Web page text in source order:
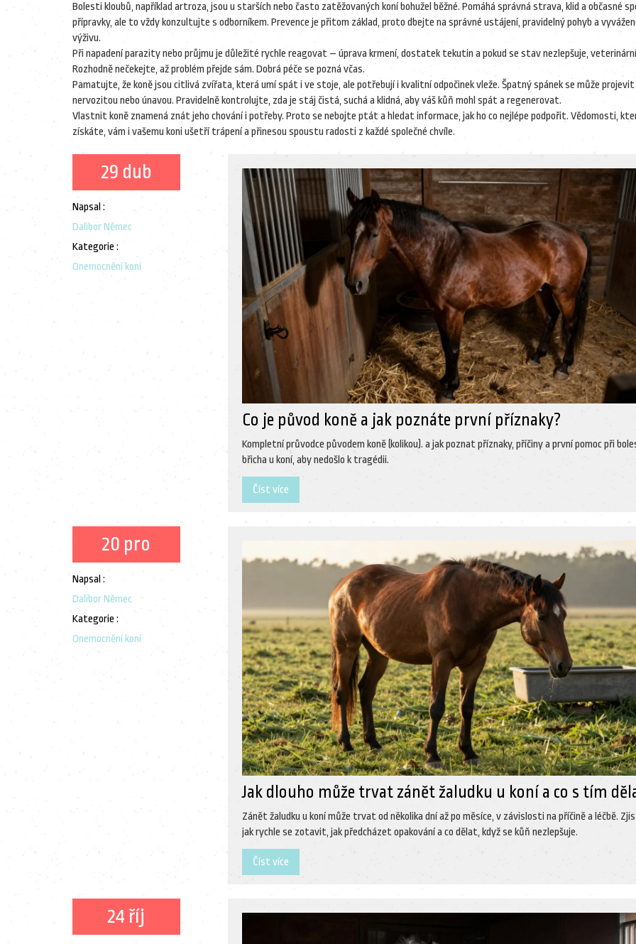
Bolesti kloubů, například artroza, jsou u starších nebo často zatěžovaných koní bohužel běžné. Pomáhá správná strava, klid a občasné
přípravky, ale to vždy konzultujte s odborníkem. Prevence je přitom základ, proto dbejte na správné ustájení, pravidelný pohyb a
výživu.
Při napadení parazity nebo průjmu je důležité rychle reagovat – úprava krmení, dostatek tekutin a pokud se stav nezlepšuje,
Rozhodně nečekejte, až problém přejde sám. Dobrá péče se pozná včas.
Pamatujte, že koně jsou citlivá zvířata, která umí spát i ve stoje, ale potřebují i kvalitní odpočinek vleže. Špatný spánek se může projevit
nervozitou nebo únavou. Pravidelně kontrolujte, zda je stáj čistá, suchá a klidná, aby váš kůň mohl spát a regenerovat.
Vlastnit koně znamená znát jeho chování i potřeby. Proto se nebojte ptát a hledat informace, jak ho co nejlépe podpořit. Vědomosti,
získáte, vám i vašemu koni ušetří trápení a přinesou spoustu radosti z každé společné chvíle.
29 dub
Napsal :
Dalibor Němec
Kategorie :
Onemocnění koní
Co je původ koně a jak poznáte první příznaky?
Kompletní průvodce původem koně (kolikou). a jak poznat příznaky, příčiny a první pomoc při
břicha u koní, aby nedošlo k tragédii.
Číst více
20 pro
Napsal :
Dalibor Němec
Kategorie :
Onemocnění koní
Jak dlouho může trvat zánět žaludku u koní a co s tím
Zánět žaludku u koní může trvat od několika dní až po měsíce, v závislosti na příčině a léčbě.
jak rychle se zotavit, jak předcházet opakování a co dělat, když se kůň nezlepšuje.
Číst více
24 říj